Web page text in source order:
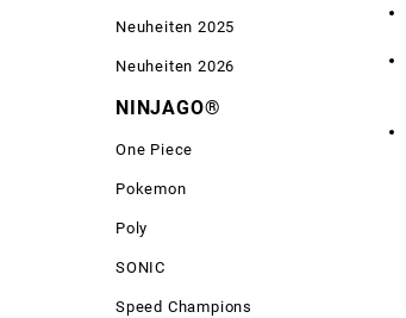
Neuheiten 2025
Neuheiten 2026
NINJAGO®
One Piece
Pokemon
Poly
SONIC
Speed Champions